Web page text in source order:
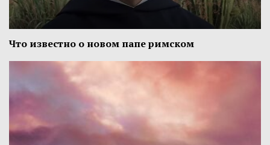
Что известно о новом папе римском